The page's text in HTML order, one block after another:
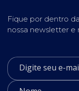
Fique por dentro
nossa newsletter